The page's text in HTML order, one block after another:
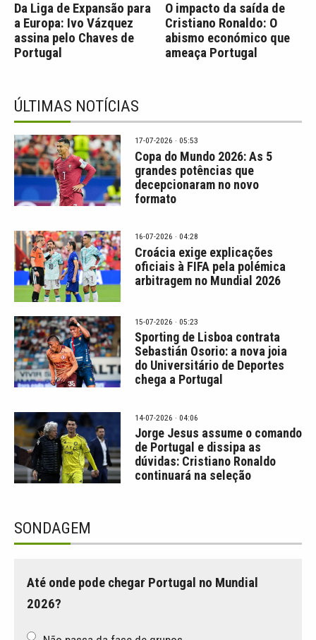
Da Liga de Expansão para
a Europa: Ivo Vázquez
assina pelo Chaves de
Portugal
O impacto da saída de
Cristiano Ronaldo: O
abismo económico que
ameaça Portugal
ÚLTIMAS NOTÍCIAS
17-07-2026 · 05:53
Copa do Mundo 2026: As 5
grandes potências que
decepcionaram no novo
formato
16-07-2026 · 04:28
Croácia exige explicações
oficiais à FIFA pela polémica
arbitragem no Mundial 2026
15-07-2026 · 05:23
Sporting de Lisboa contrata
Sebastián Osorio: a nova joia
do Universitário de Deportes
chega a Portugal
14-07-2026 · 04:06
Jorge Jesus assume o comando
de Portugal e dissipa as
dúvidas: Cristiano Ronaldo
continuará na seleção
SONDAGEM
Até onde pode chegar Portugal no Mundial
2026?